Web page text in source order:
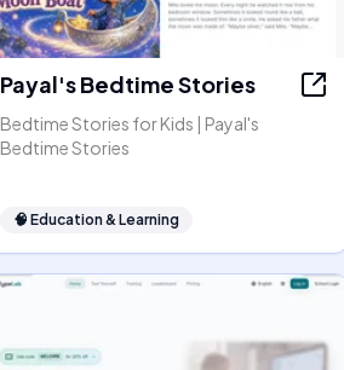
Payal's Bedtime Stories
Bedtime Stories for Kids | Payal's
Bedtime Stories
🧠 Education & Learning